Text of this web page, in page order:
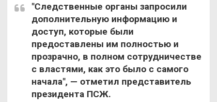
"Следственные органы запросили
дополнительную информацию и
доступ, которые были
предоставлены им полностью и
прозрачно, в полном сотрудничестве
с властями, как это было с самого
начала", — отметил представитель
президента ПСЖ.